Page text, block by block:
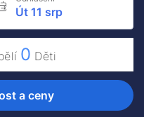
Út 11 srp
0 Děti
a ceny